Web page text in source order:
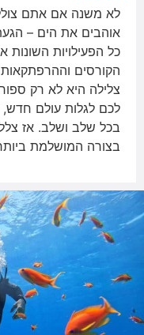
לא משנה אם אתם
אוהבים את הים –
כל הפעילויות השונות
הקורסים
צלילה היא לא רק
לכם לגלות עולם חדש,
בכל שלב ושלב. אז
בצורה המושלמת ביותר!